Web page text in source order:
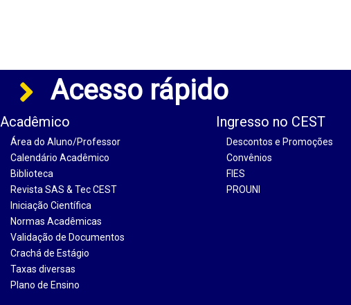
Acesso rápido
Acadêmico
Área do Aluno/Professor
Calendário Acadêmico
Biblioteca
Revista SAS & Tec CEST
Iniciação Científica
Normas Acadêmicas
Validação de Documentos
Crachá de Estágio
Taxas diversas
Plano de Ensino
Ingresso no CEST
Descontos e Promoções
Convênios
FIES
PROUNI